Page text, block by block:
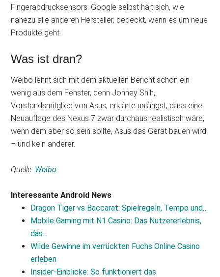
Fingerabdrucksensors. Google selbst hält sich, wie
nahezu alle anderen Hersteller, bedeckt, wenn es um neue
Produkte geht.
Was ist dran?
Weibo lehnt sich mit dem aktuellen Bericht schon ein
wenig aus dem Fenster, denn Jonney Shih,
Vorstandsmitglied von Asus, erklärte unlängst, dass eine
Neuauflage des Nexus 7 zwar durchaus realistisch wäre,
wenn dem aber so sein sollte, Asus das Gerät bauen wird
– und kein anderer.
Quelle: Weibo
Interessante Android News
Dragon Tiger vs Baccarat: Spielregeln, Tempo und…
Mobile Gaming mit N1 Casino: Das Nutzererlebnis,
das…
Wilde Gewinne im verrückten Fuchs Online Casino
erleben
Insider‑Einblicke: So funktioniert das